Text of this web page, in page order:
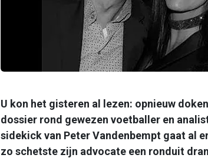
U kon het gisteren al lezen: opnieuw
dossier rond gewezen voetballer en
sidekick van Peter Vandenbempt gaat al
zo schetste zijn advocate een ronduit